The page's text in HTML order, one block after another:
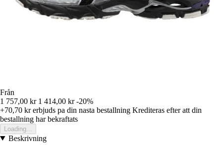
Från
1 757,00 kr 1 414,00 kr -20%
+70,70 krerbjuds pa din nasta bestallning Krediteras efter att din
bestallning har bekraftats
Loading...
Beskrivning